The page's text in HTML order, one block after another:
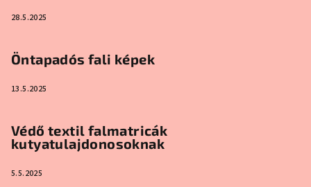
28.5.2025
Öntapadós fali képek
13.5.2025
Védő textil falmatricák
kutyatulajdonosoknak
5.5.2025